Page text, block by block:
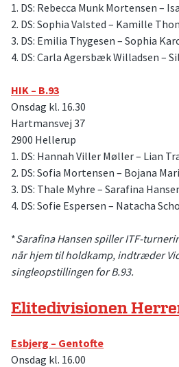
1. DS: Rebecca Munk Mortensen –
2. DS: Sophia Valsted – Kamille
3. DS: Emilia Thygesen – Sophia
4. DS: Carla Agersbæk Willadsen –
HIK – B.93
Onsdag kl. 16.30
Hartmansvej 37
2900 Hellerup
1. DS: Hannah Viller Møller – Lian
2. DS: Sofia Mortensen – Bojana
3. DS: Thale Myhre – Sarafina
4. DS: Sofie Espersen – Natacha
*Sarafina Hansen spiller ITF-
når hjem til holdkamp, indtræder
singleopstillingen for B.93.
Elitedivisionen
Esbjerg – Gentofte
Onsdag kl. 16.00